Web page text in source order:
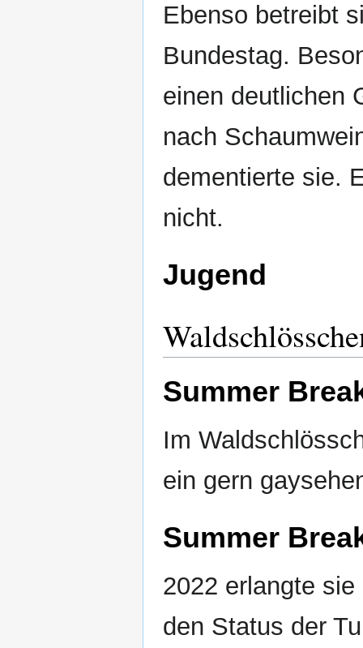
Ebenso betreibt
Bundestag.
einen deutlichen
nach
dementierte sie.
nicht.
Jugend
Summer
Im
ein gern
Summer
2022 erlangte
den Status der